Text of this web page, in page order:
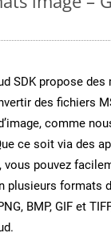
SDK propose des
des fichiers
comme
ce soit via des
vous pouvez
plusieurs formats
BMP, GIF et